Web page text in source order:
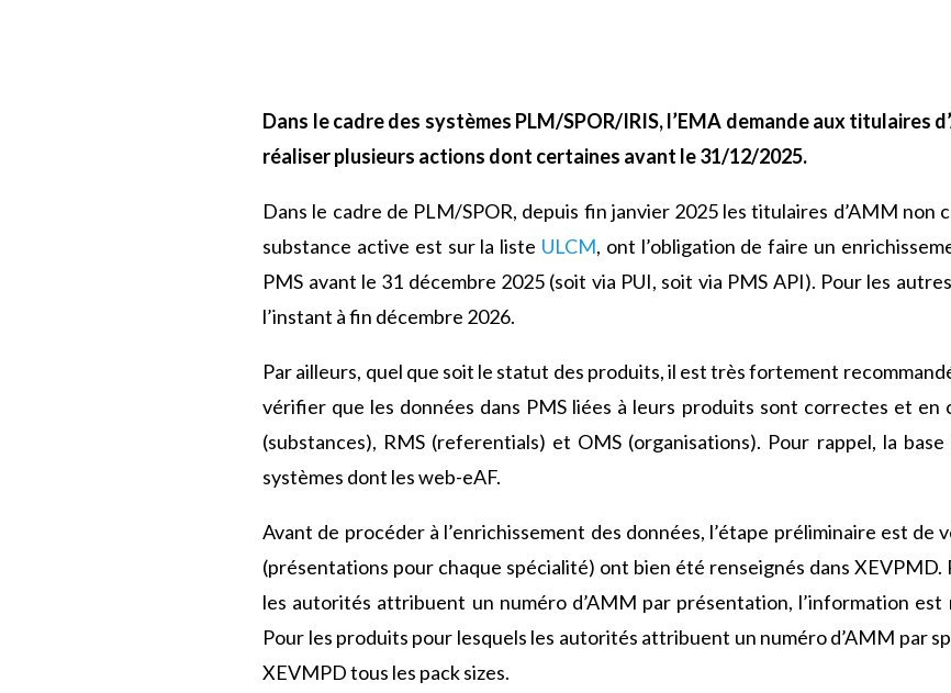
Dans le cadre des systèmes PLM/SPOR/IRIS, l’EMA demande aux titulaires
réaliser plusieurs actions dont certaines avant le 31/12/2025.
Dans le cadre de PLM/SPOR, depuis fin janvier 2025 les titulaires d’AMM non
substance active est sur la liste ULCM, ont l’obligation de faire un
PMS avant le 31 décembre 2025 (soit via PUI, soit via PMS API). Pour les
l’instant à fin décembre 2026.
Par ailleurs, quel que soit le statut des produits, il est très fortement
vérifier que les données dans PMS liées à leurs produits sont correctes et en
(substances), RMS (referentials) et OMS (organisations). Pour rappel, la
systèmes dont les web-eAF.
Avant de procéder à l’enrichissement des données, l’étape préliminaire est de
(présentations pour chaque spécialité) ont bien été renseignés dans XEVPMD.
les autorités attribuent un numéro d’AMM par présentation, l’information est
Pour les produits pour lesquels les autorités attribuent un numéro d’AMM par
XEVMPD tous les pack sizes.